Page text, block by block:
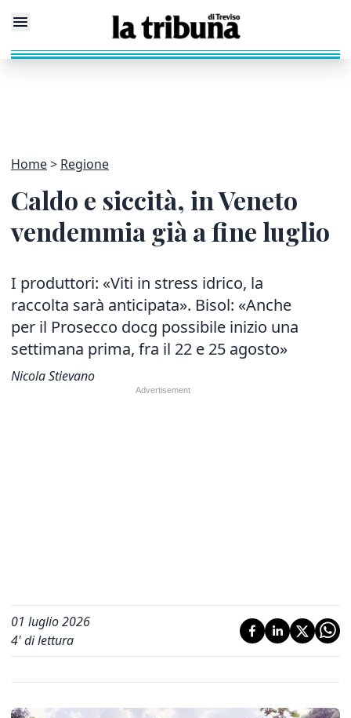
Home Regione
Caldo e siccità, in Veneto
vendemmia già a fine luglio
I produttori: «Viti in stress idrico, la
raccolta sarà anticipata». Bisol: «Anche
per il Prosecco docg possibile inizio una
settimana prima, fra il 22 e 25 agosto»
Nicola Stievano
01 luglio 2026
4' di lettura